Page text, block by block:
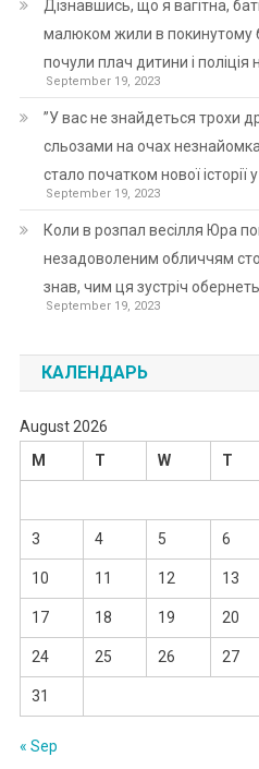
Дізнавшись, що я вагітна,
малюком жили в покинутому
почули плач дитини і поліція
September 19, 2023
”У вас не знайдеться трохи
сльозами на очах
стало початком нової історії
September 19, 2023
Коли в розпал весілля Юра
незадоволеним обличчям
знав, чим ця зустріч
September 19, 2023
КАЛЕНДАРЬ
August 2026
M
T W T
3 4 5 6
10 11 12 13
17 18 19 20
24 25 26 27
31
« Sep